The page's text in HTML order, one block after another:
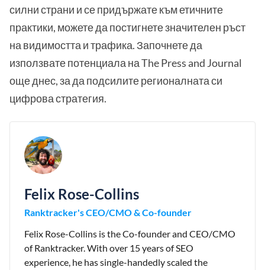
силни страни и се придържате към етичните
практики, можете да постигнете значителен ръст
на видимостта и трафика. Започнете да
използвате потенциала на The Press and Journal
още днес, за да подсилите регионалната си
цифрова стратегия.
Felix Rose-Collins
Ranktracker's CEO/CMO & Co-founder
Felix Rose-Collins is the Co-founder and CEO/CMO
of Ranktracker. With over 15 years of SEO
experience, he has single-handedly scaled the